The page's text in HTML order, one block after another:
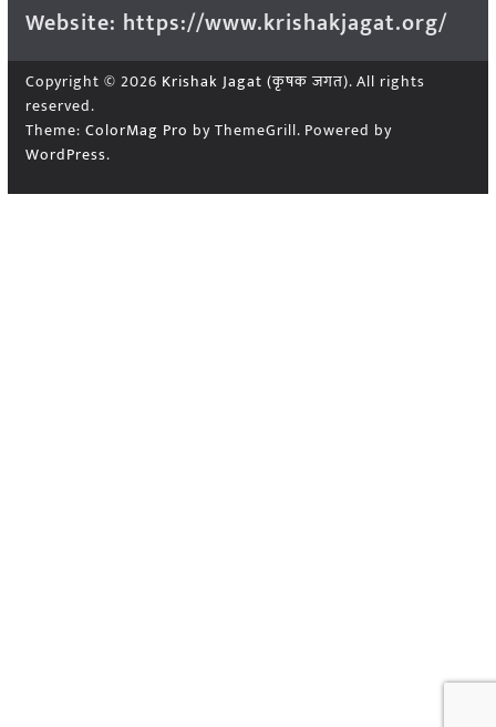
Website: https://www.krishakjagat.org/
Copyright © 2026 Krishak Jagat (कृषक जगत). All rights
reserved.
Theme: ColorMag Pro by ThemeGrill. Powered by
WordPress.